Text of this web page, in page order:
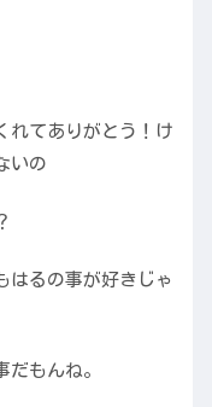
れてありがとう！け
いの
はるの事が好きじゃ
だもんね。